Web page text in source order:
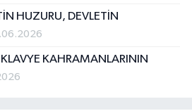
HUZURU, DEVLETİN
KAHRAMANLARININ